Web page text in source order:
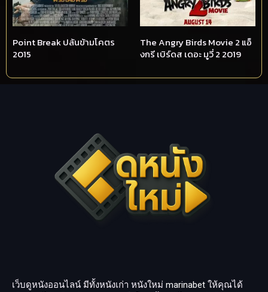
Point Break ปล้นข้ามโคตร
2015
The Angry Birds Movie 2 แอ็
งกรี เบิร์ดส เดอะ มูวี่ 2 2019
เว็บดูหนังออนไลน์ มีทั้งหนังเก่า หนังใหม่ marinabet ให้คุณได้